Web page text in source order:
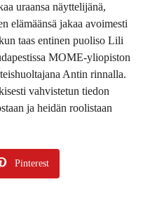
uraansa näyttelijänä,
elämäänsä jakaa avoimesti
taas entinen puoliso Lili
MOME-yliopiston
Antin rinnalla.
vahvistetun tiedon
ja heidän roolistaan
Pinterest